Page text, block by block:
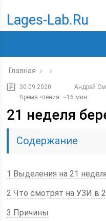
Lages-Lab.ru
Главная › ›
30.09.2020
Андрей
Время чтения: ~16 мин.
21 неделя
Содержание
1 Выделения на 21
2 Что смотрят на УЗИ в
3 Причины